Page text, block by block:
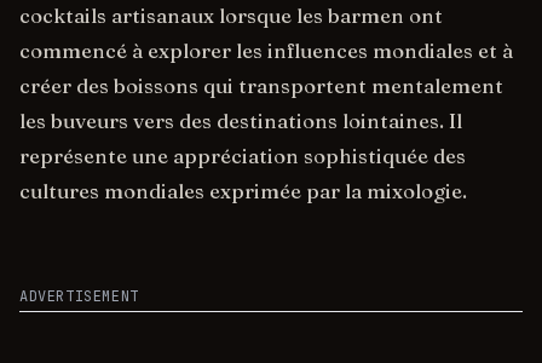
cocktails artisanaux lorsque les barmen ont
commencé à explorer les influences mondiales et à
créer des boissons qui transportent mentalement
les buveurs vers des destinations lointaines. Il
représente une appréciation sophistiquée des
cultures mondiales exprimée par la mixologie.
ADVERTISEMENT